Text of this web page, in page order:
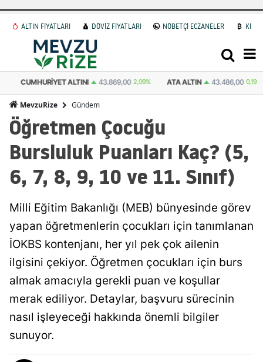
ALTIN FİYATLARI DÖVİZ FİYATLARI NÖBETÇİ ECZANELER
ATA ALTIN 43.486,00 0,19% DOLAR 47,6942 0.05% EURO 55,0619
MevzuRize Gündem
Öğretmen Çocuğu
Bursluluk Puanları Kaç? (5,
6, 7, 8, 9, 10 ve 11. Sınıf)
Milli Eğitim Bakanlığı (MEB) bünyesinde görev
yapan öğretmenlerin çocukları için tanımlanan
İOKBS kontenjanı, her yıl pek çok ailenin
ilgisini çekiyor. Öğretmen çocukları için burs
almak amacıyla gerekli puan ve koşullar
merak ediliyor. Detaylar, başvuru sürecinin
nasıl işleyeceği hakkında önemli bilgiler
sunuyor.